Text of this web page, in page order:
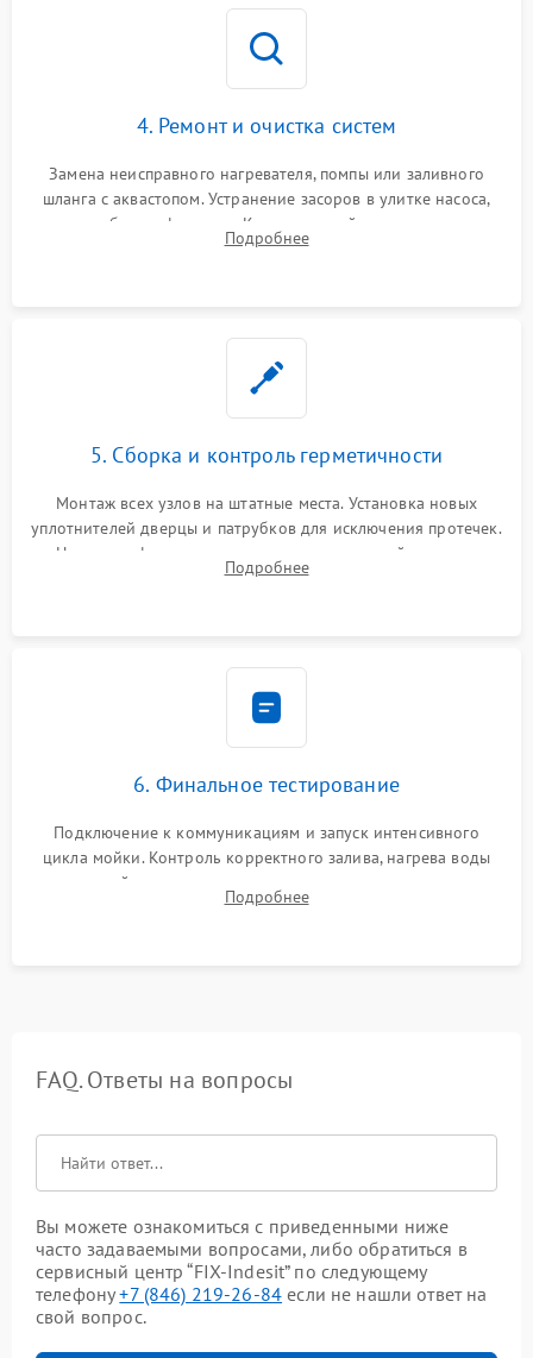
4. Ремонт и очистка систем
Замена неисправного нагревателя, помпы или заливного
шланга с аквастопом. Устранение засоров в улитке насоса,
патрубках и фильтрах. Компонентный ремонт платы
управления, восстановление поврежденной проводки.
Подробнее
5. Сборка и контроль герметичности
Монтаж всех узлов на штатные места. Установка новых
уплотнителей дверцы и патрубков для исключения протечек.
Надежная фиксация хомутов гидравлической системы,
сборка корпуса и установка датчика поплавка.
Подробнее
6. Финальное тестирование
Подключение к коммуникациям и запуск интенсивного
цикла мойки. Контроль корректного залива, нагрева воды
до нужной температуры, отсутствия посторонних шумов,
штатного слива и абсолютной сухости в поддоне.
Подробнее
FAQ. Ответы на вопросы
Вы можете ознакомиться с приведенными ниже
часто задаваемыми вопросами, либо обратиться в
сервисный центр “FIX-Indesit” по следующему
телефону+7 (846) 219-26-84 если не нашли ответ на
свой вопрос.